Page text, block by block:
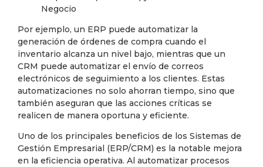
Por ejemplo, un ERP puede automatizar la
generación de órdenes de compra cuando el
inventario alcanza un nivel bajo, mientras que un
CRM puede automatizar el envío de correos
electrónicos de seguimiento a los clientes. Estas
automatizaciones no solo ahorran tiempo, sino que
también aseguran que las acciones críticas se
realicen de manera oportuna y eficiente.
Uno de los principales beneficios de los Sistemas de
Gestión Empresarial (ERP/CRM) es la notable mejora
en la eficiencia operativa. Al automatizar procesos